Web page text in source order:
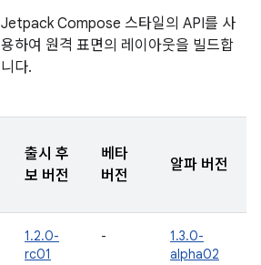
Jetpack Compose 스타일의 API를 사
용하여 원격 표면의 레이아웃을 빌드합
니다.
출시 후
보 버전
베타
버전
알파 버전
1.2.0-
rc01
-
1.3.0-
alpha02